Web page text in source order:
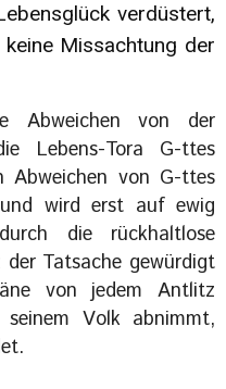
verdüstert,
Missachtung der
Abweichen von der
Lebens-Tora G-ttes
Abweichen von G-ttes
wird erst auf ewig
die rückhaltlose
Tatsache gewürdigt
von jedem Antlitz
Volk abnimmt,